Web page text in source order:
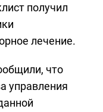
получил
лечение.
что
управления